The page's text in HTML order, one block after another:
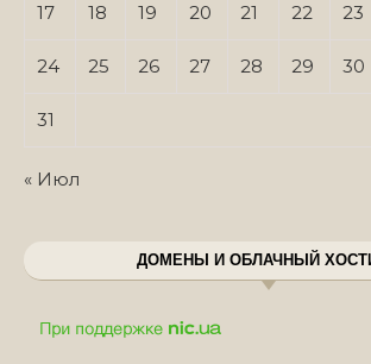
17 18 19 20 21 22 23
24 25 26 27 28 29 30
31
« Июл
ДОМЕНЫ И ОБЛАЧНЫЙ